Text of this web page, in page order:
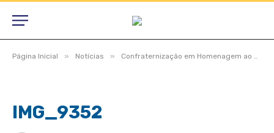
Página Inicial » Notícias » Confraternização em Homenagem ao Dia do Professor
IMG_9352